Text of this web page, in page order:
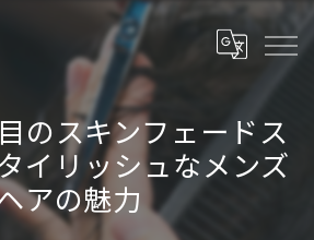
のスキンフェードス
イリッシュなメンズ
アの魅力